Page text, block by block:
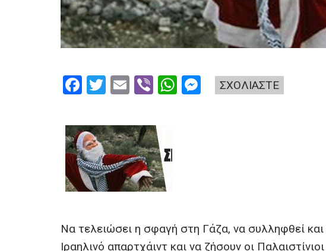
ΣΧΟΛΙΑΣΤΕ
F
ce
b
o
o
k
T
tt
er
E
ail
Vi
er
W
Να τελειώσει η σφαγή στη Γάζα, να συλληφθεί
Ιραηλινό απαρτχάιντ και να ζήσουν οι